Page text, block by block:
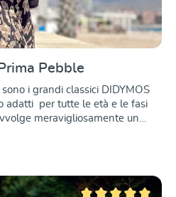
Pebble
i grandi classici DIDYMOS
adatti per tutte le età e le fasi
meravigliosamente un
sicuro. Prima Pebble è
si adatta a molti stili di
certificato GOTS e tinto con